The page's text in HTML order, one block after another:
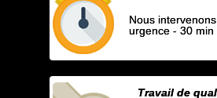
Nous
urgence - 30 min
Travail de